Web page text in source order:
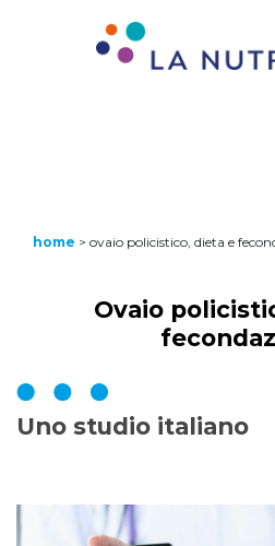
home > ovaio policistico, dieta e
Ovaio
Uno studio italiano